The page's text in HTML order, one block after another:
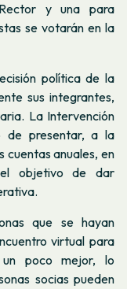
y una para
se votarán en la
política de la
sus integrantes,
La Intervención
de presentar, a la
cuentas anuales, en
objetivo de dar
que se hayan
virtual para
un poco mejor, lo
socias pueden